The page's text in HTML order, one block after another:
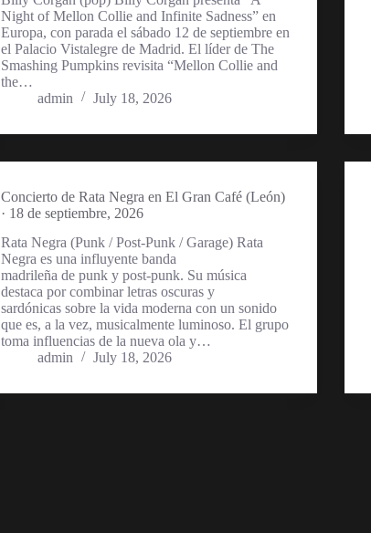
Night of Mellon Collie and Infinite Sadness” en
Europa, con parada el sábado 12 de septiembre en
el Palacio Vistalegre de Madrid. El líder de The
Smashing Pumpkins revisita “Mellon Collie and
the…
admin
July 18, 2026
Concierto de Rata Negra en El Gran Café (León)
· 18 de septiembre, 2026
Rata Negra (Punk / Post-Punk / Garage) Rata
Negra es una influyente banda
madrileña de punk y post-punk. Su música
destaca por combinar letras oscuras y
sardónicas sobre la vida moderna con un sonido
que es, a la vez, musicalmente luminoso. El grupo
toma influencias de la nueva ola y…
admin
July 18, 2026